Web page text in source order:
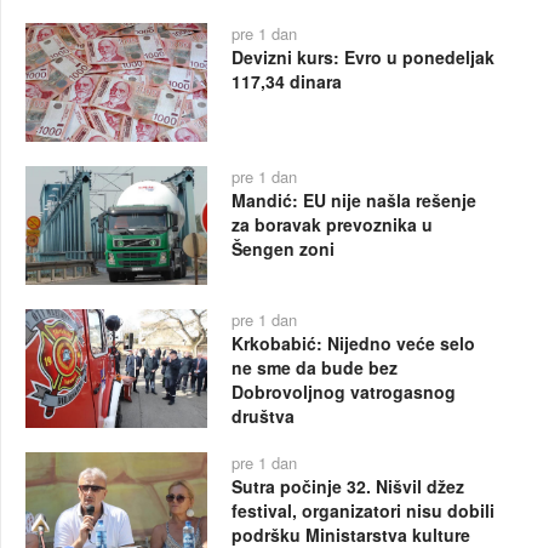
pre 1 dan
Devizni kurs: Evro u ponedeljak
117,34 dinara
pre 1 dan
Mandić: EU nije našla rešenje
za boravak prevoznika u
Šengen zoni
pre 1 dan
Krkobabić: Nijedno veće selo
ne sme da bude bez
Dobrovoljnog vatrogasnog
društva
pre 1 dan
Sutra počinje 32. Nišvil džez
festival, organizatori nisu dobili
podršku Ministarstva kulture